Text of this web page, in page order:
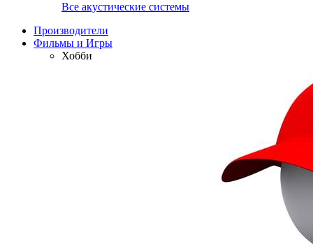
Все акустические системы
Производители
Фильмы и Игры
Хобби